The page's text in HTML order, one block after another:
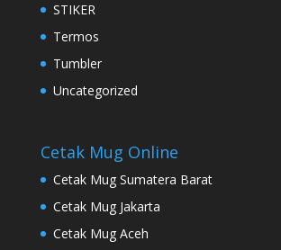
STIKER
Termos
Tumbler
Uncategorized
Cetak Mug Online
Cetak Mug Sumatera Barat
Cetak Mug Jakarta
Cetak Mug Aceh